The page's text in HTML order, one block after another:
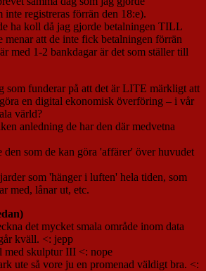
inte registreras förrän den 18:e).
ha koll då jag gjorde betalningen TILL
menar att de inte fick betalningen förrän
med 1-2 bankdagar är det som ställer till
som funderar på att det är LITE märkligt att
en digital ekonomisk överföring – i vår
värld?
anledning de har den där medvetna
som de kan göra 'affärer' över huvudet
som 'hänger i luften' hela tiden, som
med, lånar ut, etc.
det mycket smala område inom data
kväll. <: jepp
med skulptur III <: nope
ute så vore ju en promenad väldigt bra. <: